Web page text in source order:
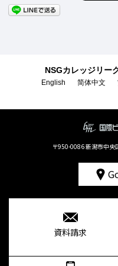
NSGカレッジリー
English 简体中文
〒950-0086 新潟市中央
資料請求